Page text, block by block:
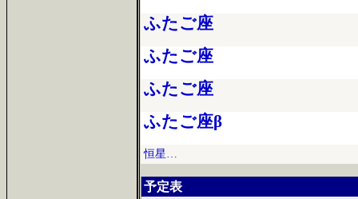
ふたご座
ふたご座
ふたご座
ふたご座β
恒星…
予定表